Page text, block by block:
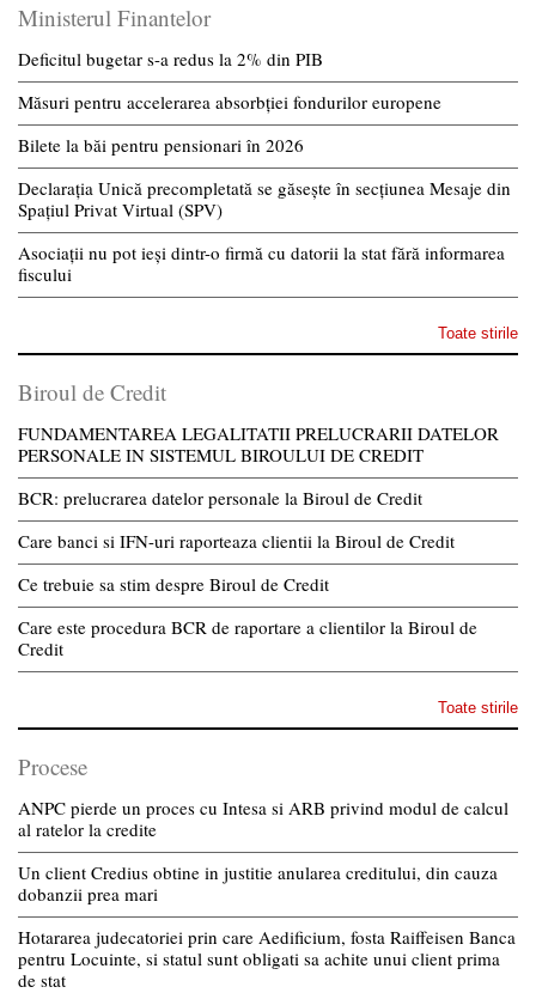
Ministerul Finantelor
Deficitul bugetar s-a redus la 2% din PIB
Măsuri pentru accelerarea absorbției fondurilor europene
Bilete la băi pentru pensionari în 2026
Declarația Unică precompletată se găsește în secțiunea Mesaje din
Spațiul Privat Virtual (SPV)
Asociații nu pot ieși dintr-o firmă cu datorii la stat fără informarea
fiscului
Toate stirile
Biroul de Credit
FUNDAMENTAREA LEGALITATII PRELUCRARII DATELOR
PERSONALE IN SISTEMUL BIROULUI DE CREDIT
BCR: prelucrarea datelor personale la Biroul de Credit
Care banci si IFN-uri raporteaza clientii la Biroul de Credit
Ce trebuie sa stim despre Biroul de Credit
Care este procedura BCR de raportare a clientilor la Biroul de
Credit
Toate stirile
Procese
ANPC pierde un proces cu Intesa si ARB privind modul de calcul
al ratelor la credite
Un client Credius obtine in justitie anularea creditului, din cauza
dobanzii prea mari
Hotararea judecatoriei prin care Aedificium, fosta Raiffeisen Banca
pentru Locuinte, si statul sunt obligati sa achite unui client prima
de stat